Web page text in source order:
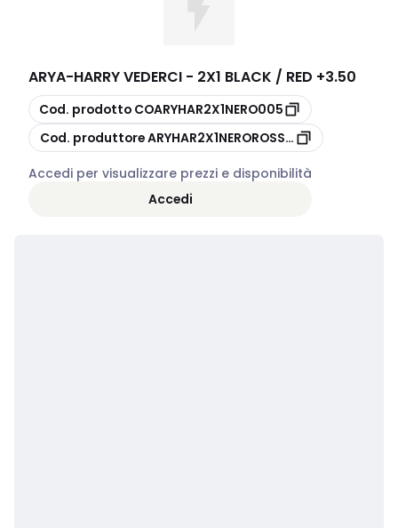
ARYA-HARRY VEDERCI - 2X1 BLACK / RED +3.50
copia
Cod. prodotto COARYHAR2X1NERO005
copia
Cod. produttoreARYHAR2X1NEROROSSO35
Accedi per visualizzare prezzi e disponibilità
Accedi